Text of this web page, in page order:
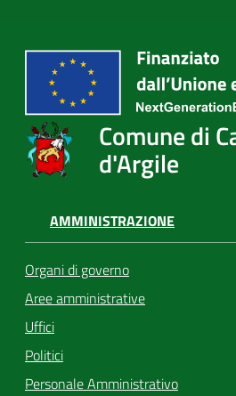
Comune di
d'Argile
AMMINISTRAZIONE
Organi di governo
Aree amministrative
Uffici
Politici
Personale Amministrativo